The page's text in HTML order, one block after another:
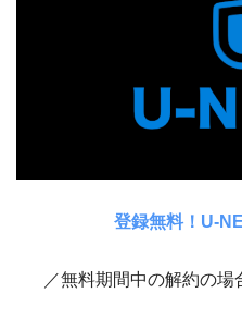
登録無料！U-
／無料期間中の解約の場